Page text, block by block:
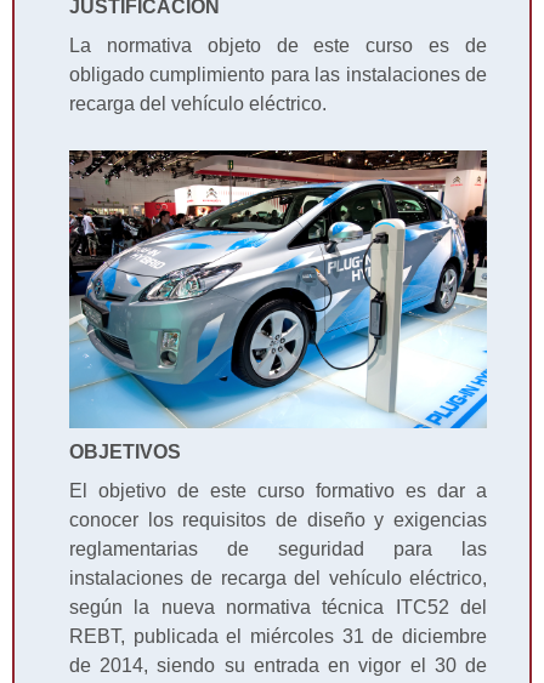
JUSTIFICACIÓN
La normativa objeto de este curso es de
obligado cumplimiento para las instalaciones de
recarga del vehículo eléctrico.
OBJETIVOS
El objetivo de este curso formativo es dar a
conocer los requisitos de diseño y exigencias
reglamentarias de seguridad para las
instalaciones de recarga del vehículo eléctrico,
según la nueva normativa técnica ITC­52 del
REBT, publicada el miércoles 31 de diciembre
de 2014, siendo su entrada en vigor el 30 de